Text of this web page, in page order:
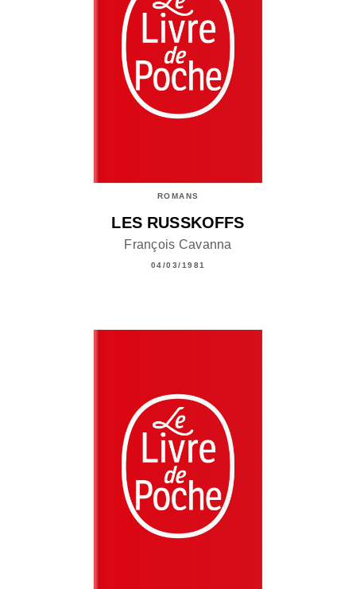
ROMANS
LES RUSSKOFFS
François Cavanna
04/03/1981